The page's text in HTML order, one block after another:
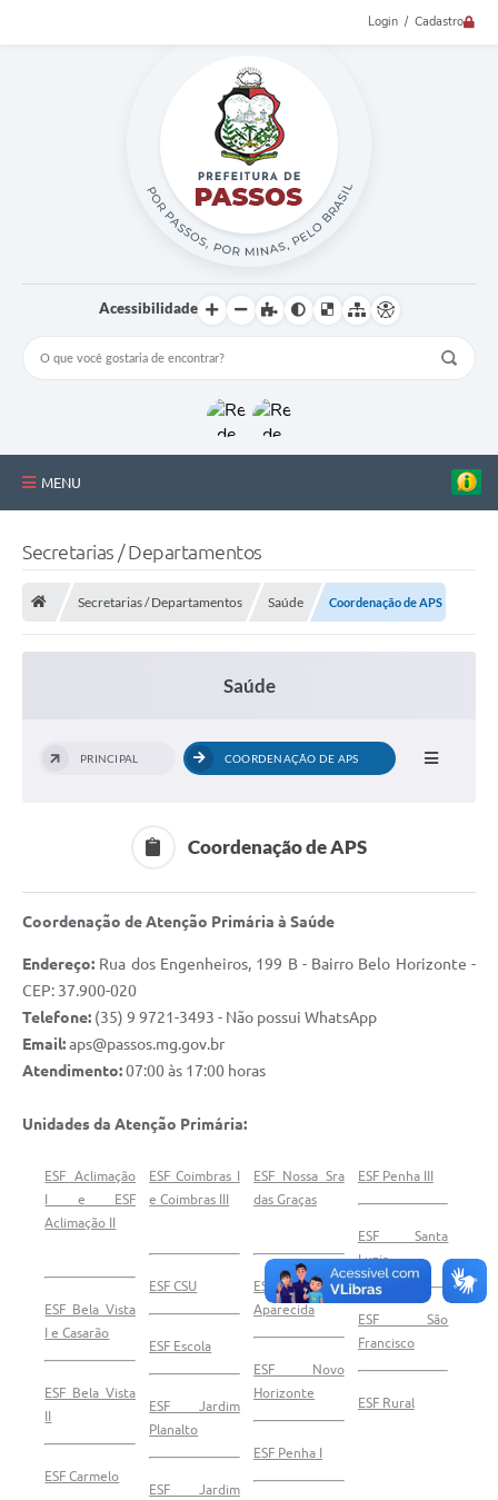
Login / Cadastro
Acessibilidade
MENU
Galeria de Vídeos
Secretarias / Departamentos
Secretarias / Departamentos Saúde Coordenação de APS
Saúde
PRINCIPAL COORDENAÇÃO DE APS
Coordenação de APS
Coordenação de Atenção Primária à Saúde
Endereço: Rua dos Engenheiros, 199 B - Bairro Belo Horizonte -
CEP: 37.900-020
Telefone: (35) 9 9721-3493 - Não possui WhatsApp
Email:aps@passos.mg.gov.br
Atendimento:07:00 às 17:00 horas
Unidades da Atenção Primária:
ESF Aclimação
I e ESF
Aclimação II
ESF Bela Vista
I e Casarão
ESF Bela Vista
II
ESF Carmelo
ESF Coimbras I
e Coimbras III
ESF CSU
ESF Escola
ESF Jardim
Planalto
ESF Jardim
ESF Nossa Sra
das Graças
ESF Nossa Sra
Aparecida
ESF Novo
Horizonte
ESF Penha I
ESF Penha III
ESF Santa
Luzia
ESF São
Francisco
ESF Rural